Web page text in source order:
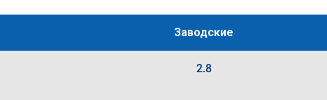
Заводские
2.8